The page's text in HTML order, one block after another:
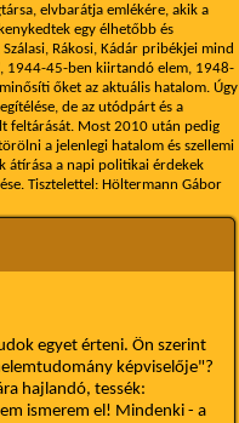
elvbarátja emlékére, akik a
egy élhetőbb és
Rákosi, Kádár pribékjei mind
1944-45-ben kiirtandó elem, 1948-
őket az aktuális hatalom. Úgy
de az utódpárt és a
feltárását. Most 2010 után pedig
a jelenlegi hatalom és szellemi
átírása a napi politikai érdekek
Tisztelettel: Höltermann Gábor
egyet érteni. Ön szerint
képviselője"?
hajlandó, tessék:
ismerem el! Mindenki - a